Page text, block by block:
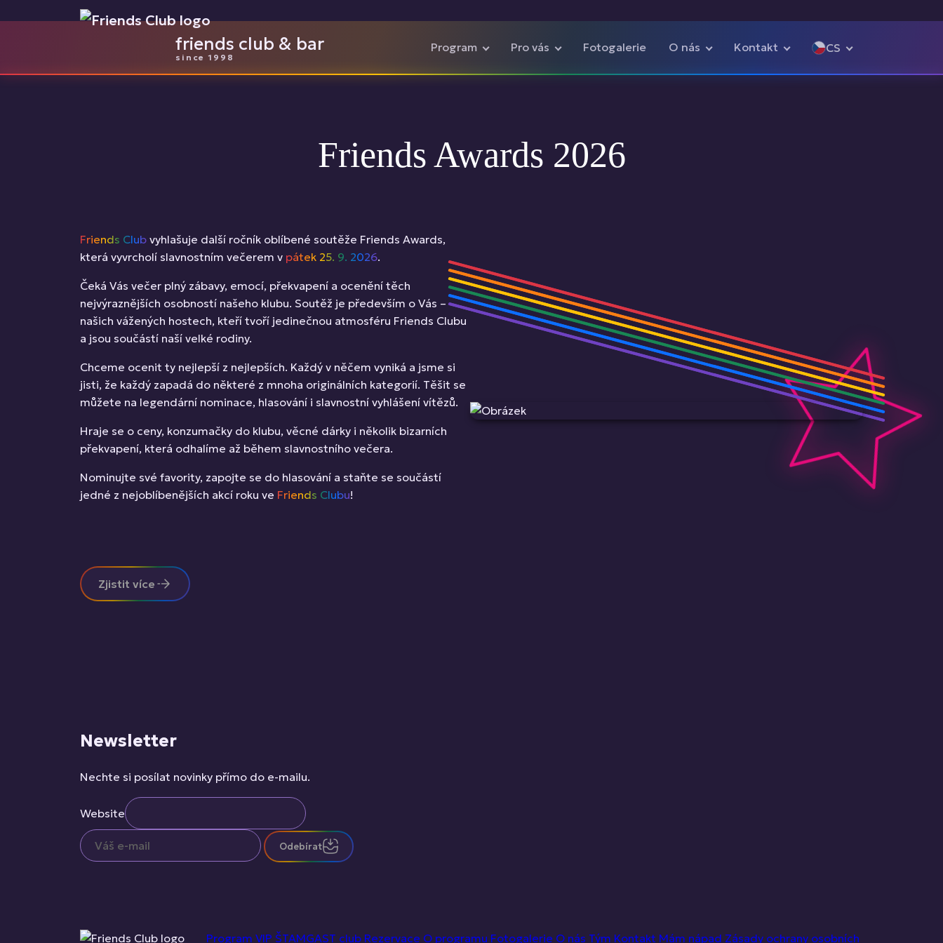
friends club & bar
since 1998
Program Pro vás Fotogalerie O nás Kontakt CS
Friends Awards 2026
Friends Club vyhlašuje další ročník oblíbené soutěže Friends Awards,
která vyvrcholí slavnostním večerem v pátek 25. 9. 2026.
Čeká Vás večer plný zábavy, emocí, překvapení a ocenění těch
nejvýraznějších osobností našeho klubu. Soutěž je především o Vás –
našich vážených hostech, kteří tvoří jedinečnou atmosféru Friends Clubu
a jsou součástí naší velké rodiny.
Chceme ocenit ty nejlepší z nejlepších. Každý v něčem vyniká a jsme si
jisti, že každý zapadá do některé z mnoha originálních kategorií. Těšit se
můžete na legendární nominace, hlasování i slavnostní vyhlášení vítězů.
Hraje se o ceny, konzumačky do klubu, věcné dárky i několik bizarních
překvapení, která odhalíme až během slavnostního večera.
Nominujte své favority, zapojte se do hlasování a staňte se součástí
jedné z nejoblíbenějších akcí roku ve Friends Clubu!
Zjistit více
Newsletter
Nechte si posílat novinky přímo do e-mailu.
Website
Odebírat
Program VIP ŠTAMGAST club Rezervace O programu Fotogalerie O nás Tým Kontakt Mám nápad Zásady ochrany osobních